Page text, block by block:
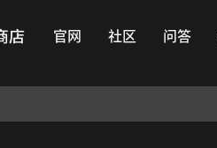
官网 社区 问答